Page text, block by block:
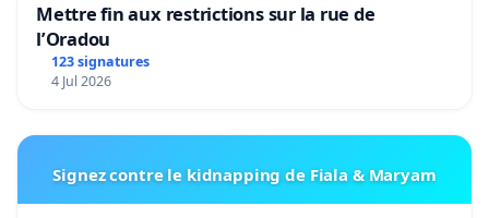
Mettre fin aux restrictions sur la rue de
l’Oradou
123 signatures
4 Jul 2026
Signez contre le kidnapping de Fiala & Maryam